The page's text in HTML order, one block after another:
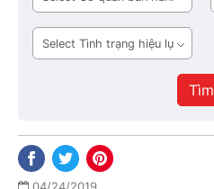
quan
ban
hành
Tình
trạng
Tìm
04/24/2019